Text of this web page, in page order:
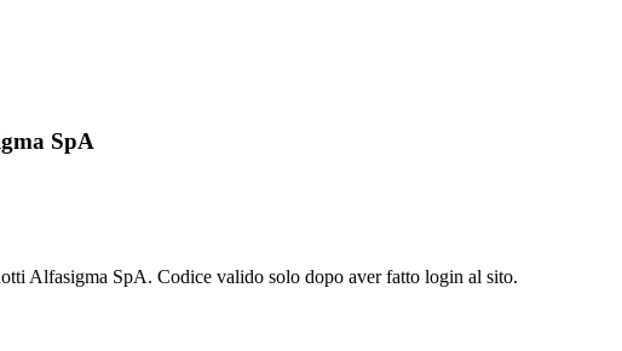
SpA
Alfasigma SpA. Codice valido solo dopo aver fatto login al sito.